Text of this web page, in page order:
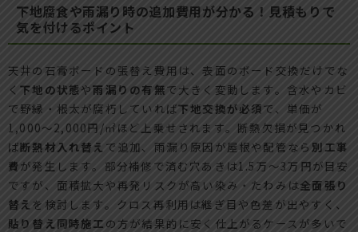
下地腐食や雨漏り時の追加費用が分かる！見積もりで
気を付けるポイント
天井の石膏ボードの張替え費用は、表面のボード交換だけでな
く下地の状態や雨漏りの有無で大きく変動します。含水やカビ
で野縁・根太が腐朽していれば下地交換が必須で、単価が
1,000〜2,000円/㎡ほど上乗せされます。断熱欠損が見つかれ
ば断熱材入れ替え で追加、雨漏り原因が屋根や配管なら 別工事
費が発生します。部分補修で済む穴あきは1.5万〜3万円が目安
ですが、面積拡大や再発リスクが高い染み・たわみは全面張り
替え を検討します。クロス再利用は継ぎ目や色差が出やすく、
貼り替え同時施工 の方が結果的に安く仕上がるケースが多いで